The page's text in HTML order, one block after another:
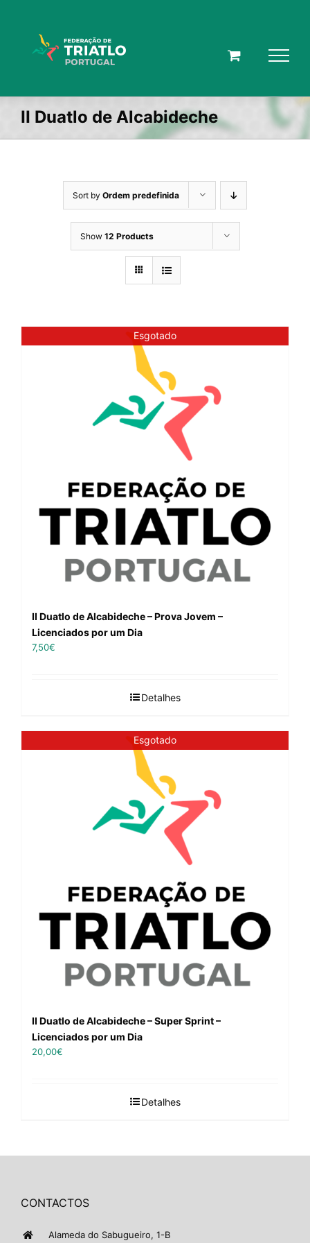
II Duatlo de Alcabideche
Sort by Ordem predefinida
Show 12 Products
Esgotado
II Duatlo de Alcabideche – Prova Jovem –
Licenciados por um Dia
7,50€
Detalhes
Esgotado
II Duatlo de Alcabideche – Super Sprint –
Licenciados por um Dia
20,00€
Detalhes
CONTACTOS
Alameda do Sabugueiro, 1-B